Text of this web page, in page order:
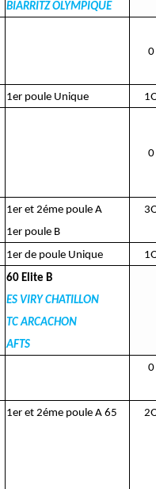
BIARRITZ OLYMPIQUE
0
1er poule Unique
0
1er et 2éme poule A
1er poule B
1er de poule Unique
60 Elite B
ES VIRY CHATILLON
TC ARCACHON
AFTS
0
1er et 2éme poule A 65